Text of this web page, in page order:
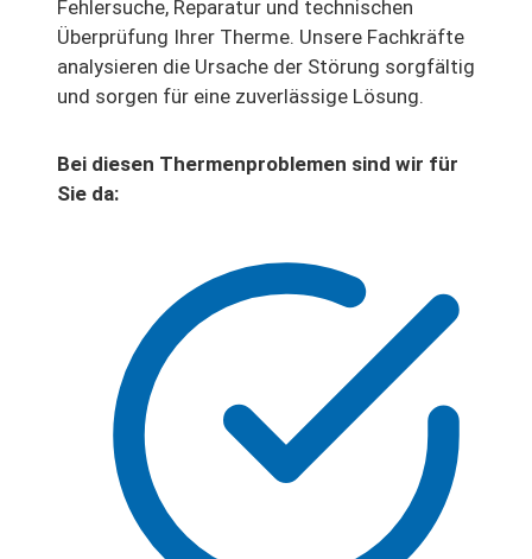
Fehlersuche, Reparatur und technischen
Überprüfung Ihrer Therme. Unsere Fachkräfte
analysieren die Ursache der Störung sorgfältig
und sorgen für eine zuverlässige Lösung.
Bei diesen Thermenproblemen sind wir für
Sie da: